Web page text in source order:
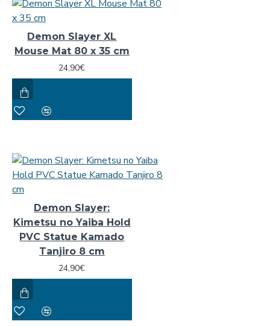
Demon Slayer XL
Mouse Mat 80 x 35 cm
24,90€
Demon Slayer:
Kimetsu no Yaiba Hold
PVC Statue Kamado
Tanjiro 8 cm
24,90€